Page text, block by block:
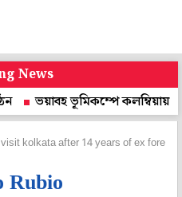
News
ভূমিকম্পে কলম্বিয়ায় হাহাকার,
kolkata after 14 years of ex
Rubio